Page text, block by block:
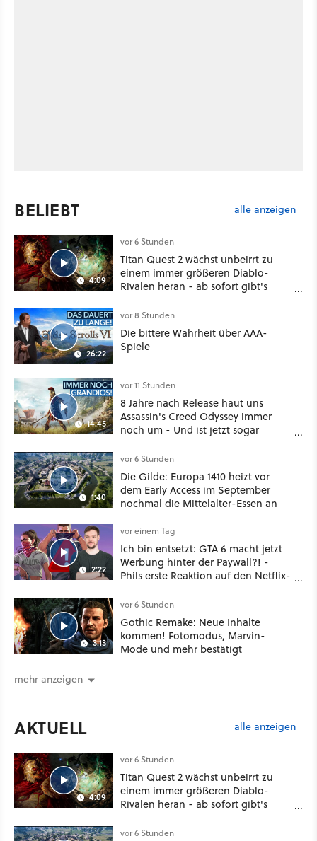
BELIEBT alle anzeigen
4:09
vor 6 Stunden
Titan Quest 2 wächst unbeirrt zu
einem immer größeren Diablo-
Rivalen heran - ab sofort gibt's
Klasse
26:22
vor 8 Stunden
Die bittere Wahrheit über AAA-
Spiele
14:45
vor 11 Stunden
8 Jahre nach Release haut uns
Assassin's Creed Odyssey immer
noch um - Und ist jetzt sogar
1:40
vor 6 Stunden
Die Gilde: Europa 1410 heizt vor
dem Early Access im September
nochmal die Mittelalter-Essen an
2:22
vor einem Tag
Ich bin entsetzt: GTA 6 macht jetzt
Werbung hinter der Paywall?! -
Phils erste Reaktion auf den Netflix-
3:13
vor 6 Stunden
Gothic Remake: Neue Inhalte
kommen! Fotomodus, Marvin-
Mode und mehr bestätigt
mehr anzeigen
AKTUELL alle anzeigen
4:09
vor 6 Stunden
Titan Quest 2 wächst unbeirrt zu
einem immer größeren Diablo-
Rivalen heran - ab sofort gibt's
Klasse
vor 6 Stunden